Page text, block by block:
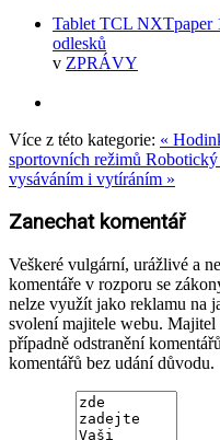
Tablet TCL NXTpaper
odlesků
v ZPRÁVY
Více z této kategorie: «
sportovních režimů
vysáváním i vytíráním »
Zanechat komentář
Veškeré vulgární, urážlivé a
komentáře v rozporu se
nelze využít jako reklamu na
svolení majitele webu.
případně odstranění
komentářů bez udání důvodu.